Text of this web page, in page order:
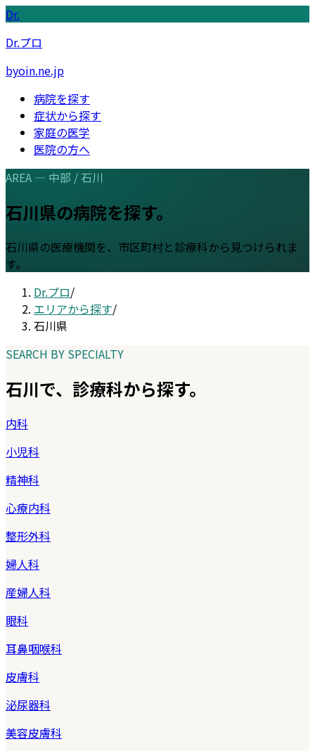
Dr.
Dr.プロ
byoin.ne.jp
病院を探す
症状から探す
家庭の医学
医院の方へ
AREA — 中部 /石川
石川県の病院を探す。
石川県の医療機関を、市区町村と診療科から見つけられま
す。
Dr.プロ/
エリアから探す/
石川県
SEARCH BY SPECIALTY
石川で、診療科から探す。
内科
小児科
精神科
心療内科
整形外科
婦人科
産婦人科
眼科
耳鼻咽喉科
皮膚科
泌尿器科
美容皮膚科